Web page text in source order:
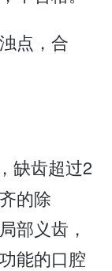
点，合
缺齿超过2
的除
部义齿，
能的口腔